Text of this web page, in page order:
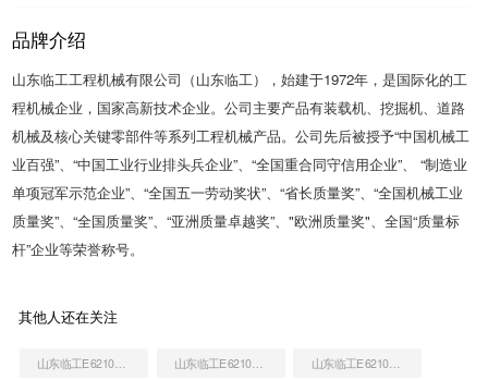
品牌介绍
山东临工工程机械有限公司（山东临工），始建于1972年，是国际化的工
程机械企业，国家高新技术企业。公司主要产品有装载机、挖掘机、道路
机械及核心关键零部件等系列工程机械产品。公司先后被授予“中国机械工
业百强”、“中国工业行业排头兵企业”、“全国重合同守信用企业”、 “制造业
单项冠军示范企业”、“全国五一劳动奖状”、“省长质量奖”、“全国机械工业
质量奖”、“全国质量奖”、“亚洲质量卓越奖”、"欧洲质量奖"、全国“质量标
杆”企业等荣誉称号。
《隐
私
政
策》
其他人还在关注
山东临工E6210F挖掘机 山东临工E6210F挖掘机